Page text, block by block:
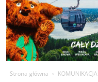
Strona główna KOMUNIKACJA